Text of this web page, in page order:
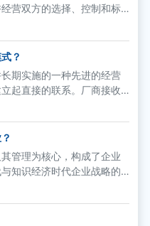
营双方的选择、控制和标
营双方的选择
？
期实施的一种先进的经营
起直接的联系。厂商接收
、安装并送货，协助客户
庭及中小企业客户，大多
型行业用户，则通过基于
管理为核心，构成了企业
知识经济时代企业战略的
战略。这种运营方式以人
管理系统平台，促进企业